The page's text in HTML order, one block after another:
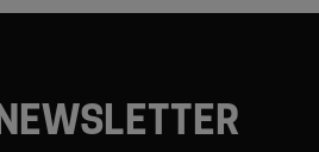
NEWSLETTER